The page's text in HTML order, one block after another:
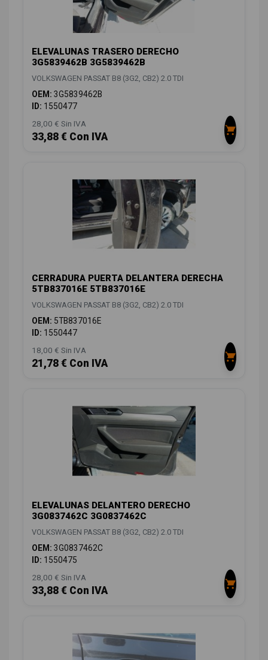
ELEVALUNAS TRASERO DERECHO
3G5839462B 3G5839462B
VOLKSWAGEN PASSAT B8 (3G2, CB2) 2.0 TDI
OEM: 3G5839462B
ID: 1550477
28,00 € Sin IVA
33,88 € Con IVA
CERRADURA PUERTA DELANTERA DERECHA
5TB837016E 5TB837016E
VOLKSWAGEN PASSAT B8 (3G2, CB2) 2.0 TDI
OEM: 5TB837016E
ID: 1550447
18,00 € Sin IVA
21,78 € Con IVA
ELEVALUNAS DELANTERO DERECHO
3G0837462C 3G0837462C
VOLKSWAGEN PASSAT B8 (3G2, CB2) 2.0 TDI
OEM: 3G0837462C
ID: 1550475
28,00 € Sin IVA
33,88 € Con IVA